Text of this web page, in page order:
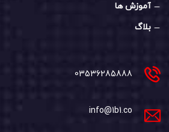
آموزش ها
بلاگ
03536285888
info@1b1.co